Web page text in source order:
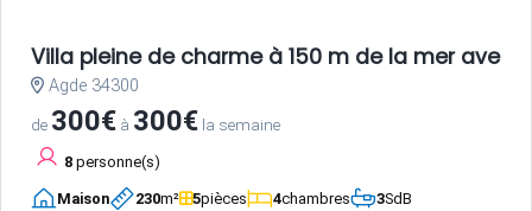
Villa pleine de charme à 150 m de la mer avec
Agde 34300
de 300€ à 300€ la semaine
8 personne(s)
Maison 230m² 5pièces 4chambres 3SdB